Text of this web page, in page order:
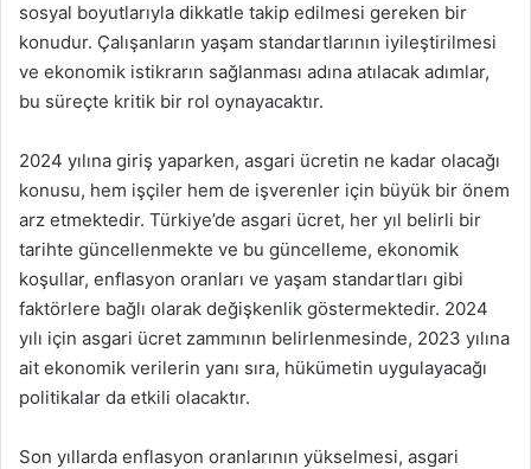
sosyal boyutlarıyla dikkatle takip edilmesi gereken bir
konudur. Çalışanların yaşam standartlarının iyileştirilmesi
ve ekonomik istikrarın sağlanması adına atılacak adımlar,
bu süreçte kritik bir rol oynayacaktır.
2024 yılına giriş yaparken, asgari ücretin ne kadar olacağı
konusu, hem işçiler hem de işverenler için büyük bir önem
arz etmektedir. Türkiye’de asgari ücret, her yıl belirli bir
tarihte güncellenmekte ve bu güncelleme, ekonomik
koşullar, enflasyon oranları ve yaşam standartları gibi
faktörlere bağlı olarak değişkenlik göstermektedir. 2024
yılı için asgari ücret zammının belirlenmesinde, 2023 yılına
ait ekonomik verilerin yanı sıra, hükümetin uygulayacağı
politikalar da etkili olacaktır.
Son yıllarda enflasyon oranlarının yükselmesi, asgari